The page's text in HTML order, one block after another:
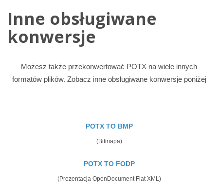
Inne obsługiwane
konwersje
Możesz także przekonwertować POTX na wiele innych
formatów plików. Zobacz inne obsługiwane konwersje poniżej
POTX TO BMP
(Bitmapa)
POTX TO FODP
(Prezentacja OpenDocument Flat XML)